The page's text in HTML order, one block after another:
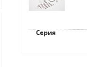
Серия